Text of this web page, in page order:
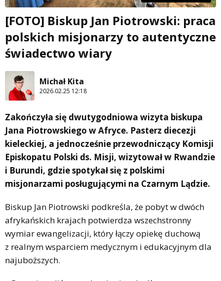
[FOTO] Biskup Jan Piotrowski: praca
polskich misjonarzy to autentyczne
świadectwo wiary
Michał Kita
2026.02.25 12:18
Zakończyła się dwutygodniowa wizyta biskupa
Jana Piotrowskiego w Afryce. Pasterz diecezji
kieleckiej, a jednocześnie przewodniczący Komisji
Episkopatu Polski ds. Misji, wizytował w Rwandzie
i Burundi, gdzie spotykał się z polskimi
misjonarzami posługującymi na Czarnym Lądzie.
Biskup Jan Piotrowski podkreśla, że pobyt w dwóch
afrykańskich krajach potwierdza wszechstronny
wymiar ewangelizacji, który łączy opiekę duchową
z realnym wsparciem medycznym i edukacyjnym dla
najuboższych.